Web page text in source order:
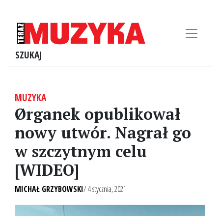
SZUKAJ
MUZYKA
Ørganek opublikował
nowy utwór. Nagrał go
w szczytnym celu
[WIDEO]
MICHAŁ GRZYBOWSKI/ 4 stycznia, 2021